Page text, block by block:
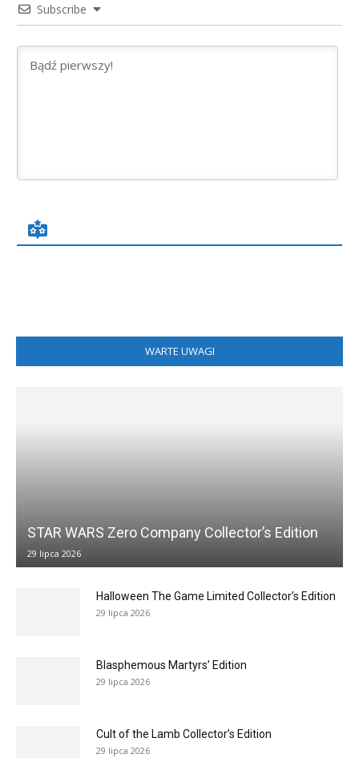
Subscribe
WARTE UWAGI
STAR WARS Zero Company Collector’s Edition
29 lipca 2026
Halloween The Game Limited Collector’s Edition
29 lipca 2026
Blasphemous Martyrs’ Edition
29 lipca 2026
Cult of the Lamb Collector’s Edition
29 lipca 2026